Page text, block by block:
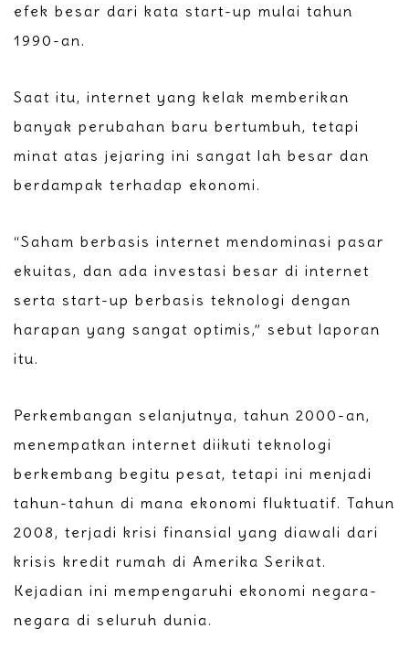
efek besar dari kata start-up mulai tahun
1990-an.
Saat itu, internet yang kelak memberikan
banyak perubahan baru bertumbuh, tetapi
minat atas jejaring ini sangat lah besar dan
berdampak terhadap ekonomi.
“Saham berbasis internet mendominasi pasar
ekuitas, dan ada investasi besar di internet
serta start-up berbasis teknologi dengan
harapan yang sangat optimis,” sebut laporan
itu.
Perkembangan selanjutnya, tahun 2000-an,
menempatkan internet diikuti teknologi
berkembang begitu pesat, tetapi ini menjadi
tahun-tahun di mana ekonomi fluktuatif. Tahun
2008, terjadi krisi finansial yang diawali dari
krisis kredit rumah di Amerika Serikat.
Kejadian ini mempengaruhi ekonomi negara-
negara di seluruh dunia.